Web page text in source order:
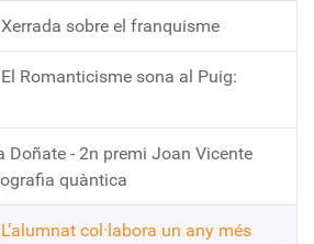
sobre el franquisme
Romanticisme sona al Puig:
Doñate - 2n premi Joan Vicente
quàntica
col·labora un any més